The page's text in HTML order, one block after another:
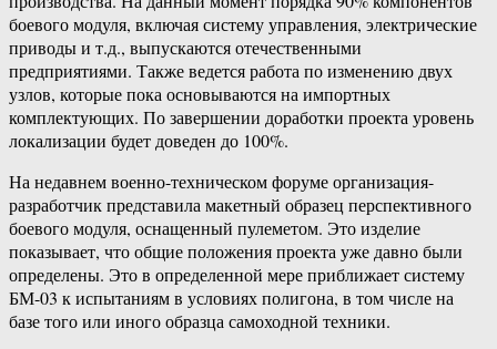
боевого модуля, включая систему управления, электрические
приводы и т.д., выпускаются отечественными
предприятиями. Также ведется работа по изменению двух
узлов, которые пока основываются на импортных
комплектующих. По завершении доработки проекта уровень
локализации будет доведен до 100%.
На недавнем военно-техническом форуме организация-
разработчик представила макетный образец перспективного
боевого модуля, оснащенный пулеметом. Это изделие
показывает, что общие положения проекта уже давно были
определены. Это в определенной мере приближает систему
БМ-03 к испытаниям в условиях полигона, в том числе на
базе того или иного образца самоходной техники.